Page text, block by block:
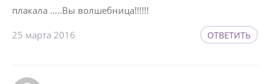
плакала …..Вы волшебница!!!!!!
25 марта 2016 ОТВЕТИТЬ